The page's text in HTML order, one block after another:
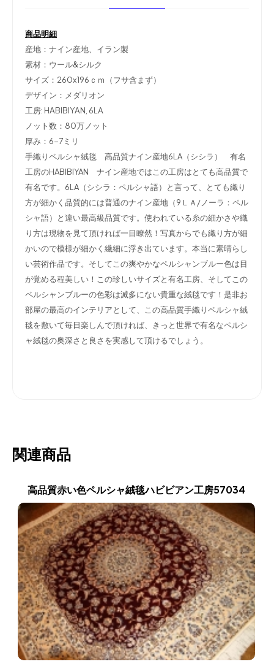
商品明細
産地：ナイン産地、イラン製
素材：ウール&シルク
サイズ：260x196ｃｍ（フサ含まず）
デザイン：メダリオン
工房: HABIBIYAN, 6LA
ノット数：80万ノット
厚み：6-7ミリ
手織りペルシャ絨毯 高品質ナイン産地6LA（シシラ） 有名
工房のHABIBIYAN ナイン産地ではこの工房はとても高品質で
有名です。6LA（シシラ：ペルシャ語）と言って、とても織り
方が細かく品質的には普通のナイン産地（9ＬＡ/ノーラ：ペル
シャ語）と違い最高級品質です。使われている糸の細かさや織
り方は現物を見て頂ければ一目瞭然！写真からでも織り方が細
かいので模様が細かく繊細に浮き出ています。本当に素晴らし
い芸術作品です。そしてこの爽やかなペルシャンブルー色は目
が覚める程美しい！この珍しいサイズと有名工房、そしてこの
ペルシャンブルーの色彩は滅多にない貴重な絨毯です！是非お
部屋の最高のインテリアとして、この高品質手織りペルシャ絨
毯を敷いて毎日楽しんで頂ければ、きっと世界で有名なペルシ
ャ絨毯の奥深さと良さを実感して頂けるでしょう。
関連商品
高品質赤い色ペルシャ絨毯ハビビアン工房57034